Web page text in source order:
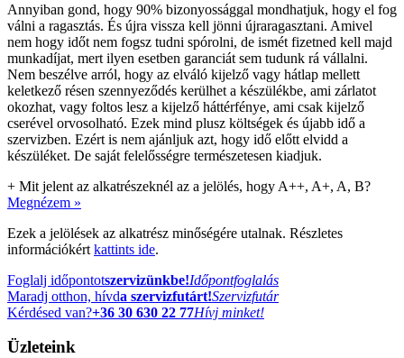
Annyiban gond, hogy 90% bizonyossággal mondhatjuk, hogy el fog
válni a ragasztás. És újra vissza kell jönni újraragasztani. Amivel
nem hogy időt nem fogsz tudni spórolni, de ismét fizetned kell majd
munkadíjat, mert ilyen esetben garanciát sem tudunk rá vállalni.
Nem beszélve arról, hogy az elváló kijelző vagy hátlap mellett
keletkező résen szennyeződés kerülhet a készülékbe, ami zárlatot
okozhat, vagy foltos lesz a kijelző háttérfénye, ami csak kijelző
cserével orvosolható. Ezek mind plusz költségek és újabb idő a
szervizben. Ezért is nem ajánljuk azt, hogy idő előtt elvidd a
készüléket. De saját felelősségre természetesen kiadjuk.
+ Mit jelent az alkatrészeknél az a jelölés, hogy A++, A+, A, B?
Megnézem »
Ezek a jelölések az alkatrész minőségére utalnak. Részletes
információkért kattints ide.
Foglalj időpontotszervizünkbe!Időpontfoglalás
Maradj otthon, hívda szervizfutárt!Szervizfutár
Kérdésed van?+36 30 630 22 77Hívj minket!
Üzleteink